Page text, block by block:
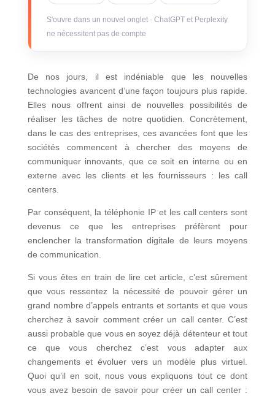
S'ouvre dans un nouvel onglet · ChatGPT et Perplexity
ne nécessitent pas de compte
De nos jours, il est indéniable que les nouvelles
technologies avancent d’une façon toujours plus rapide.
Elles nous offrent ainsi de nouvelles possibilités de
réaliser les tâches de notre quotidien. Concrètement,
dans le cas des entreprises, ces avancées font que les
sociétés commencent à chercher des moyens de
communiquer innovants, que ce soit en interne ou en
externe avec les clients et les fournisseurs : les call
centers.
Par conséquent, la téléphonie IP et les call centers sont
devenus ce que les entreprises préfèrent pour
enclencher la transformation digitale de leurs moyens
de communication.
Si vous êtes en train de lire cet article, c’est sûrement
que vous ressentez la nécessité de pouvoir gérer un
grand nombre d’appels entrants et sortants et que vous
cherchez à savoir comment créer un call center. C’est
aussi probable que vous en soyez déjà détenteur et tout
ce que vous cherchez c’est vous adapter aux
changements et évoluer vers un modèle plus virtuel.
Quoi qu’il en soit, nous vous expliquons tout ce dont
vous avez besoin de savoir pour créer un call center :